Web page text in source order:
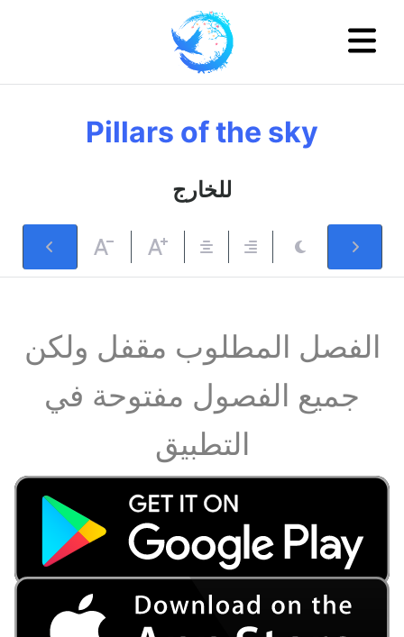
Pillars of the sky
للخارج
الفصل المطلوب مقفل ولكن
جميع الفصول مفتوحة في
التطبيق